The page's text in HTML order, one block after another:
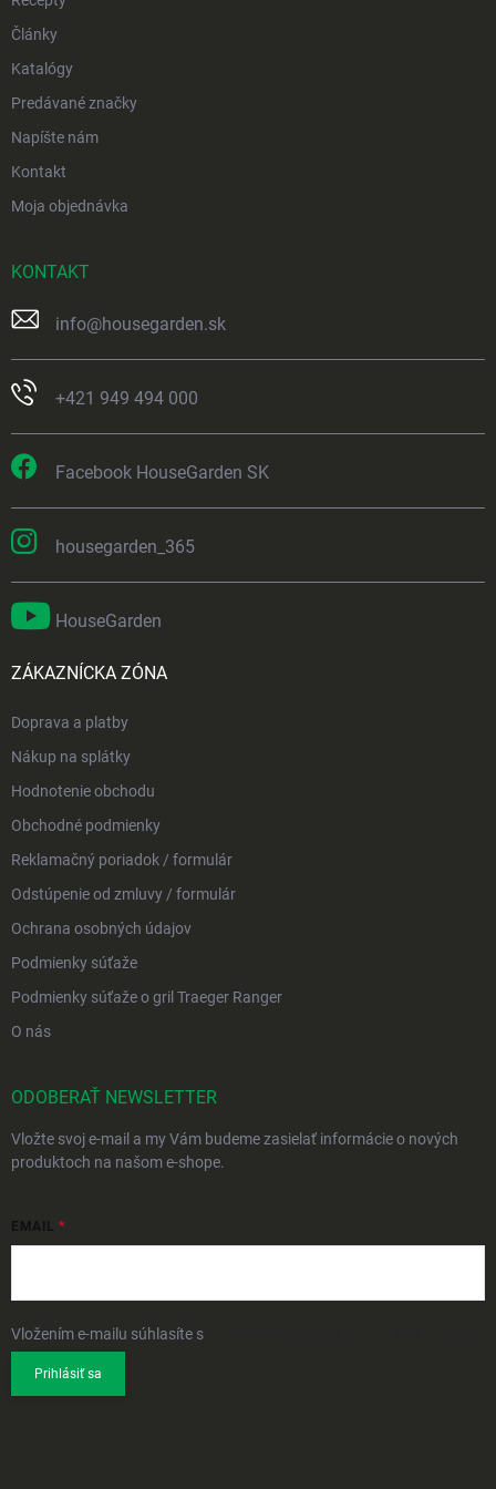
Články
Katalógy
Predávané značky
Napíšte nám
Kontakt
Moja objednávka
KONTAKT
info@housegarden.sk
+421 949 494 000
Facebook HouseGarden SK
housegarden_365
HouseGarden
ZÁKAZNÍCKA ZÓNA
Doprava a platby
Nákup na splátky
Hodnotenie obchodu
Obchodné podmienky
Reklamačný poriadok / formulár
Odstúpenie od zmluvy / formulár
Ochrana osobných údajov
Podmienky súťaže
Podmienky súťaže o gril Traeger Ranger
O nás
ODOBERAŤ NEWSLETTER
Vložte svoj e-mail a my Vám budeme zasielať informácie o nových
produktoch na našom e-shope.
EMAIL
Vložením e-mailu súhlasíte s
Prihlásiť sa